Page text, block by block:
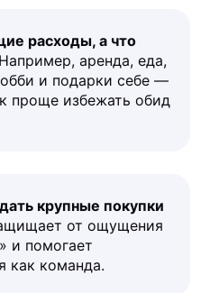
расходы, а что
Например, аренда, еда,
и подарки себе —
проще избежать обид
крупные покупки
от ощущения
и помогает
как команда.